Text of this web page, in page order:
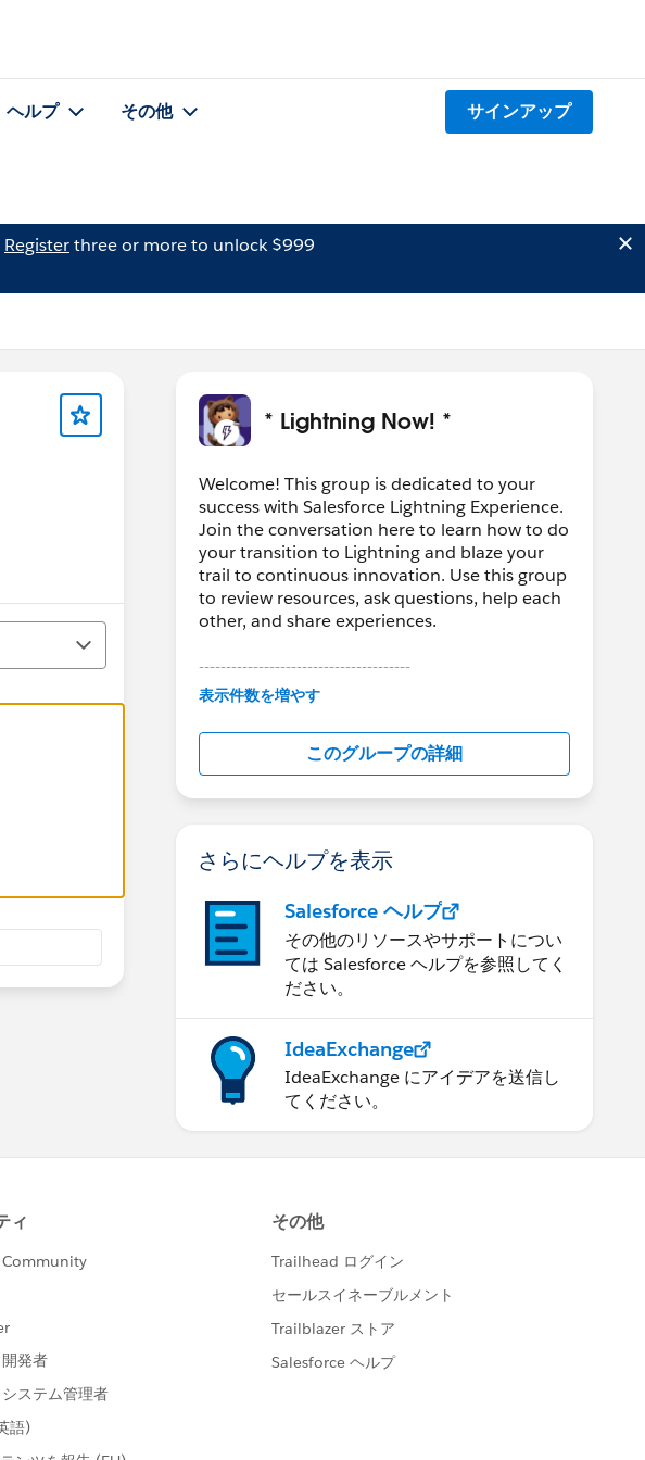
ヘルプ その他 サインアップ
Registerthree or more to unlock $999
* Lightning Now! *
Welcome! This group is dedicated to your
success with Salesforce Lightning Experience.
Join the conversation here to learn how to do
your transition to Lightning and blaze your
trail to continuous innovation. Use this group
to review resources, ask questions, help each
other, and share experiences.
---------------------------------------
This group is maintained and moderated by
in this group falls under the official Forward-
Looking Statement:
http://investor.salesforce.com/about-
us/investor/forward-looking-
表示件数を増やす
このグループの詳細
さらにヘルプを表示
Salesforce ヘルプ
その他のリソースやサポートについ
ては Salesforce ヘルプを参照してく
ださい。
IdeaExchange
IdeaExchange にアイデアを送信し
てください。